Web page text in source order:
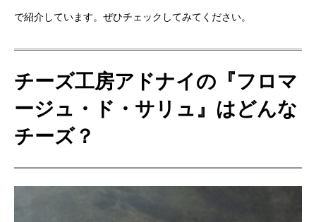
で紹介しています。ぜひチェックしてみてください。
チーズ工房アドナイの『フロマ
ージュ・ド・サリュ』はどんな
チーズ？